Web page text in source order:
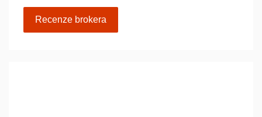
Recenze brokera